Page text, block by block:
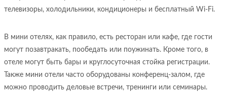
телевизоры, холодильники, кондиционеры и бесплатный Wi-Fi.
В мини отелях, как правило, есть ресторан или кафе, где гости
могут позавтракать, пообедать или поужинать. Кроме того, в
отеле могут быть бары и круглосуточная стойка регистрации.
Также мини отели часто оборудованы конференц-залом, где
можно проводить деловые встречи, тренинги или семинары.